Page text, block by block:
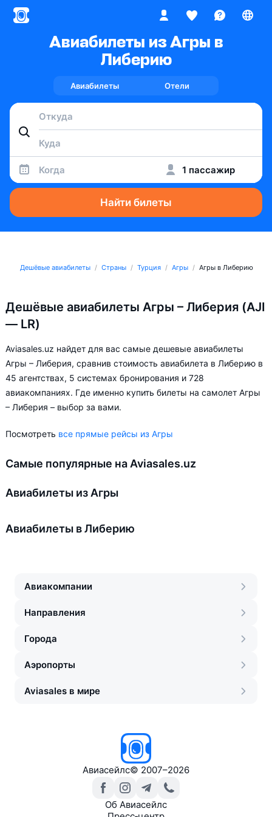
Авиабилеты из Агры в
Либерию
Авиабилеты Отели
Когда 1 пассажир
Найти билеты
Дешёвые авиабилеты Страны Турция Агры Агры в Либерию
Дешёвые авиабилеты Агры – Либерия (AJI
— LR)
Aviasales.uz найдет для вас самые дешевые авиабилеты
Агры – Либерия, сравнив стоимость авиабилета в Либерию в
45 агентствах, 5 системах бронирования и 728
авиакомпаниях. Где именно купить билеты на самолет Агры
– Либерия – выбор за вами.
Посмотреть все прямые рейсы из Агры
Самые популярные на Aviasales.uz
Авиабилеты из Агры
Авиабилеты в Либерию
Авиакомпании
Направления
Города
Аэропорты
Aviasales в мире
Авиасейлс© 2007–2026
Об Авиасейлс